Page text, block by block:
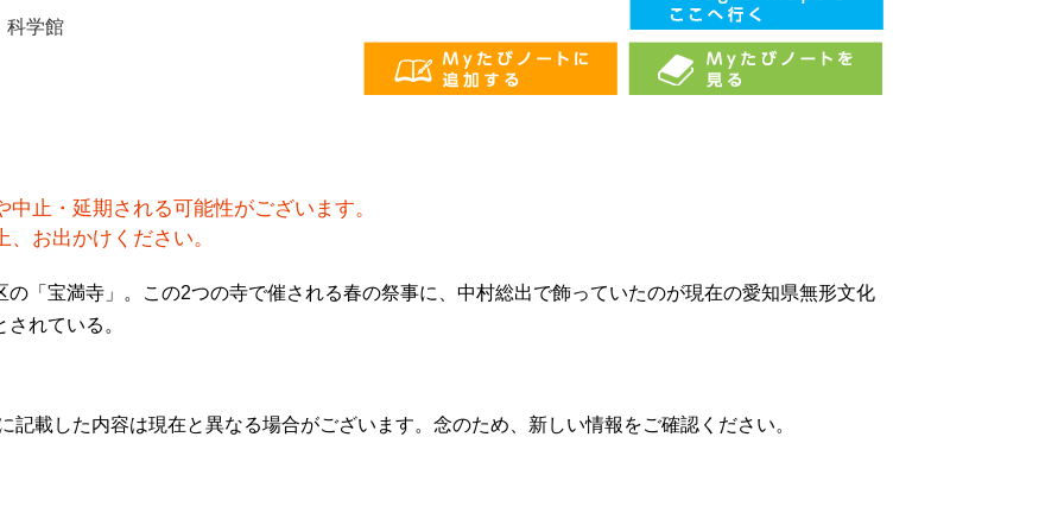
科学館
止・延期される可能性がございます。
お出かけください。
「宝満寺」。この2つの寺で催される春の祭事に、中村総出で飾っていたのが現在の愛知県無形文化
れている。
載した内容は現在と異なる場合がございます。念のため、新しい情報をご確認ください。